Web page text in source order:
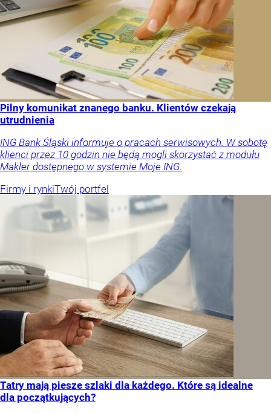
Pilny komunikat znanego banku. Klientów czekają
utrudnienia
ING Bank Śląski informuje o pracach serwisowych. W sobotę
klienci przez 10 godzin nie będą mogli skorzystać z modułu
Makler dostępnego w systemie Moje ING.
Firmy i rynkiTwój portfel
Tatry mają piesze szlaki dla każdego. Które są idealne
dla początkujących?